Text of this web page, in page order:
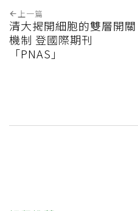
上一篇
清大揭開細胞的雙層開關
機制 登國際期刊
「PNAS」